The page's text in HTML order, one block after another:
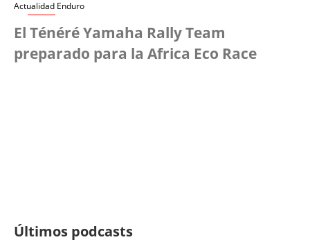
Actualidad Enduro
El Ténéré Yamaha Rally Team
preparado para la Africa Eco Race
Últimos podcasts